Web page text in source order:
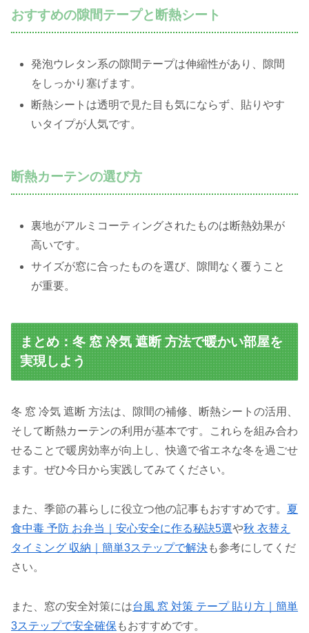
おすすめの隙間テープと断熱シート
発泡ウレタン系の隙間テープは伸縮性があり、隙間
をしっかり塞げます。
断熱シートは透明で見た目も気にならず、貼りやす
いタイプが人気です。
断熱カーテンの選び方
裏地がアルミコーティングされたものは断熱効果が
高いです。
サイズが窓に合ったものを選び、隙間なく覆うこと
が重要。
まとめ：冬 窓 冷気 遮断 方法で暖かい部屋を
実現しよう
冬 窓 冷気 遮断 方法は、隙間の補修、断熱シートの活用、
そして断熱カーテンの利用が基本です。これらを組み合わ
せることで暖房効率が向上し、快適で省エネな冬を過ごせ
ます。ぜひ今日から実践してみてください。
また、季節の暮らしに役立つ他の記事もおすすめです。 夏
食中毒 予防 お弁当｜安心安全に作る秘訣5選や秋 衣替え
タイミング 収納｜簡単3ステップで解決も参考にしてくだ
さい。
また、窓の安全対策には台風 窓 対策 テープ 貼り方｜簡単
3ステップで安全確保 もおすすめです。